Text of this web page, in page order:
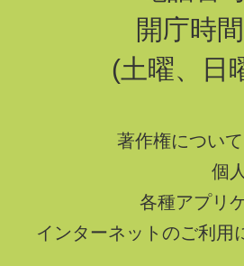
開庁時
(土曜、日
著作権について
個
各種アプリ
インターネットのご利用